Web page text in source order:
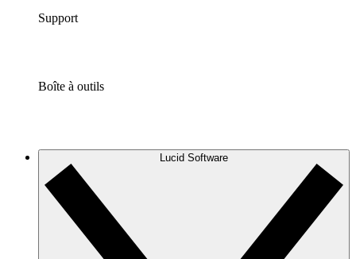
Support
Boîte à outils
Lucid Software